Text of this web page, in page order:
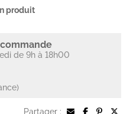
produit
de 9h à 18h00
Partager :